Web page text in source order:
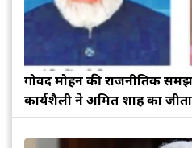
गोविंद मोहन की राजनीतिक
कार्यशैली ने अमित शाह का